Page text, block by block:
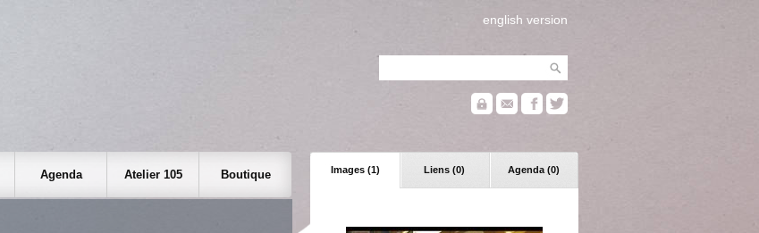
english version
Images (1) Liens (0) Agenda (0)
Agenda Atelier 105 Boutique